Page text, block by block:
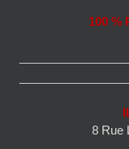
100 %
8 Rue